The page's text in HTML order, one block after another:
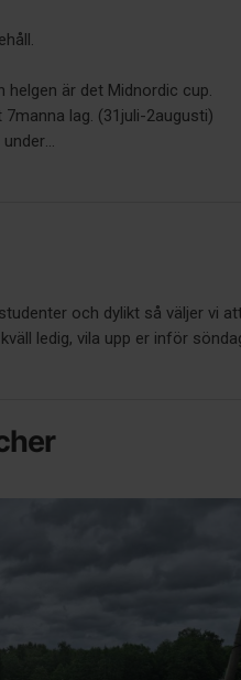
är det Midnordic cup.
lag. (31juli-2augusti)
och dylikt så väljer vi
ledig, vila upp er inför